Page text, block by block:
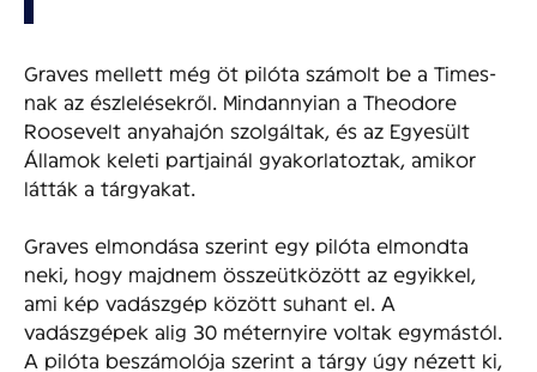
Graves mellett még öt pilóta számolt be a Times-
nak az észlelésekről. Mindannyian a Theodore
Roosevelt anyahajón szolgáltak, és az Egyesült
Államok keleti partjainál gyakorlatoztak, amikor
látták a tárgyakat.
Graves elmondása szerint egy pilóta elmondta
neki, hogy majdnem összeütközött az egyikkel,
ami kép vadászgép között suhant el. A
vadászgépek alig 30 méternyire voltak egymástól.
A pilóta beszámolója szerint a tárgy úgy nézett ki,